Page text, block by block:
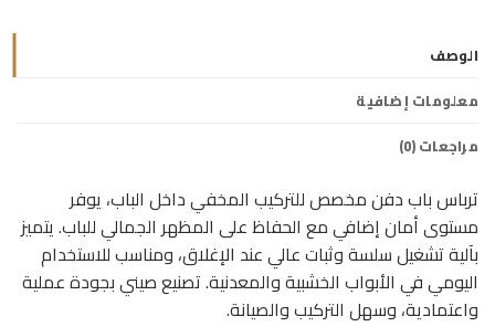
الوصف
معلومات إضافية
مراجعات (0)
ترباس باب دفن مخصص للتركيب المخفي داخل الباب، يوفر
مستوى أمان إضافي مع الحفاظ على المظهر الجمالي للباب. يتميز
بآلية تشغيل سلسة وثبات عالي عند الإغلاق، ومناسب للاستخدام
اليومي في الأبواب الخشبية والمعدنية. تصنيع صيني بجودة عملية
واعتمادية، وسهل التركيب والصيانة.